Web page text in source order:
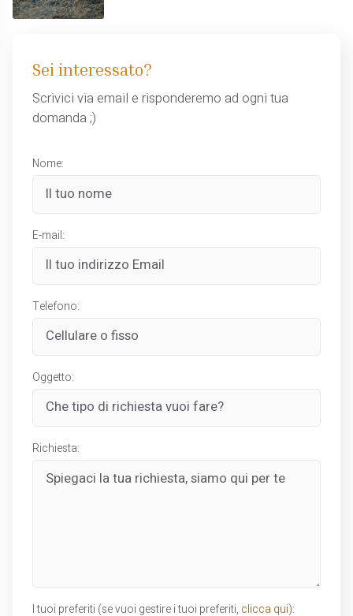
Sei interessato?
Scrivici via email e risponderemo ad ogni tua
domanda ;)
Nome:
E-mail:
Telefono:
Oggetto:
Richiesta:
I tuoi preferiti (se vuoi gestire i tuoi preferiti, clicca qui):